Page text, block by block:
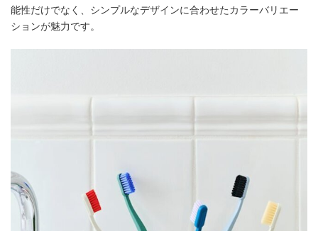
能性だけでなく、シンプルなデザインに合わせたカラーバリエー
ションが魅力です。